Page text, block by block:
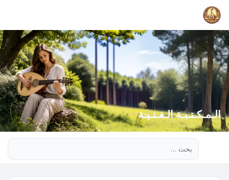
الـمـكـتـبـة الـفـنـيـة